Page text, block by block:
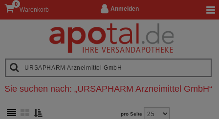
Anmelden
Warenkorb
0
Sie suchen nach: „URSAPHARM Arzneimittel GmbH“
pro Seite